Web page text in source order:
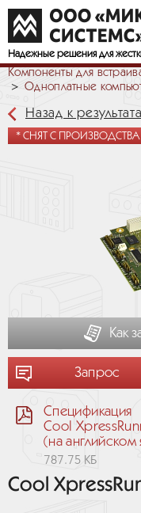
Надежные решения для
Компоненты для
Одноплатные
Назад к
* СНЯТ С ПРОИЗВОДСТВА
Как
Запрос
Спецификация
Cool
(на английском
787.75 КБ
Cool